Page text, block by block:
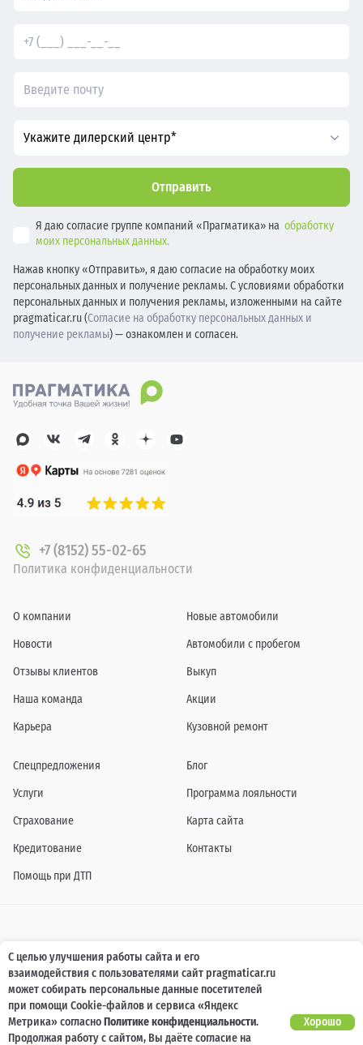
Укажите дилерский центр*
Отправить
Я даю согласие группе компаний «Прагматика» на обработку
моих персональных данных.
Нажав кнопку «Отправить», я даю согласие на обработку моих
персональных данных и получение рекламы. С условиями обработки
персональных данных и получения рекламы, изложенными на сайте
pragmaticar.ru (Согласие на обработку персональных данных и
получение рекламы) — ознакомлен и согласен.
+7 (8152) 55-02-65
Политика конфиденциальности
О компании
Новости
Отзывы клиентов
Наша команда
Карьера
Новые автомобили
Автомобили с пробегом
Выкуп
Акции
Кузовной ремонт
Спецпредложения
Услуги
Страхование
Кредитование
Помощь при ДТП
Блог
Программа лояльности
Карта сайта
Контакты
Информация о технических характеристиках, составе комплектаций, цветовой
гамме и стоимости автомобилей, а также действующих акциях, сроках и условиях
их проведения, указанных на сайте www.pragmaticar.ru, носит информационный
характер и ни при каких условиях не является публичной офертой,
определяемой положениями пунктом 2 статьи 437 Гражданского кодекса
Российской Федерации. Для получения подробной информации обращайтесь к
специалистам нашей компании.
С целью улучшения работы сайта и его
взаимодействия с пользователями сайт pragmaticar.ru
может собирать персональные данные посетителей
при помощи Cookie-файлов и сервиса «Яндекс
Метрика» согласноПолитике конфиденциальности.
Продолжая работу с сайтом, Вы даёте согласие на
Хорошо